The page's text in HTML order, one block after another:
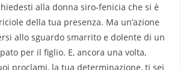
alla donna siro-fenicia che si è
della tua presenza. Ma un’azione
allo sguardo smarrito e dolente di un
per il figlio. E, ancora una volta,
proclami, la tua determinazione, ti sei